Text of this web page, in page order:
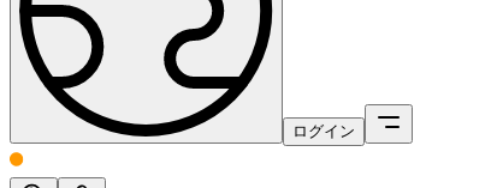
ログイン